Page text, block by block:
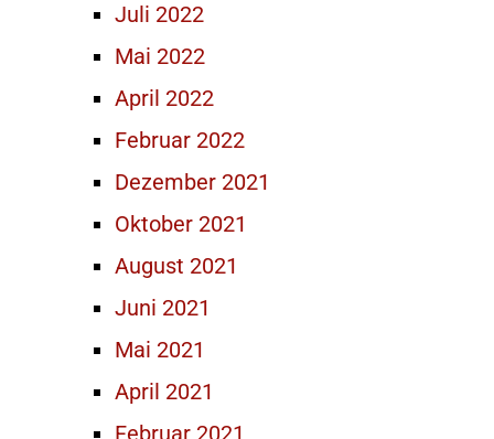
Juli 2022
Mai 2022
April 2022
Februar 2022
Dezember 2021
Oktober 2021
August 2021
Juni 2021
Mai 2021
April 2021
Februar 2021